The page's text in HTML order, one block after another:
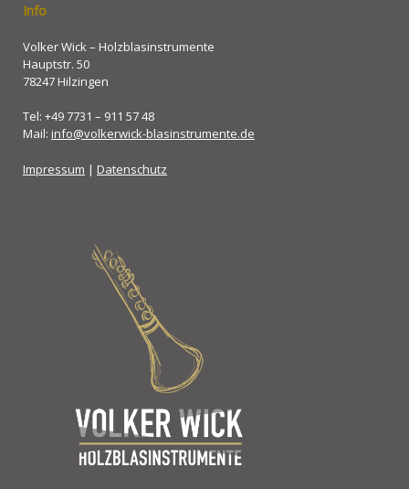
Info
Volker Wick – Holzblasinstrumente
Hauptstr. 50
78247 Hilzingen
Tel: +49 7731 – 911 57 48
Mail: info@volkerwick-blasinstrumente.de
Impressum | Datenschutz